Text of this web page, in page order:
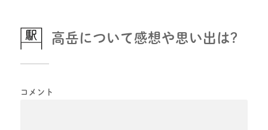
高岳について感想や思い出は?
コメント